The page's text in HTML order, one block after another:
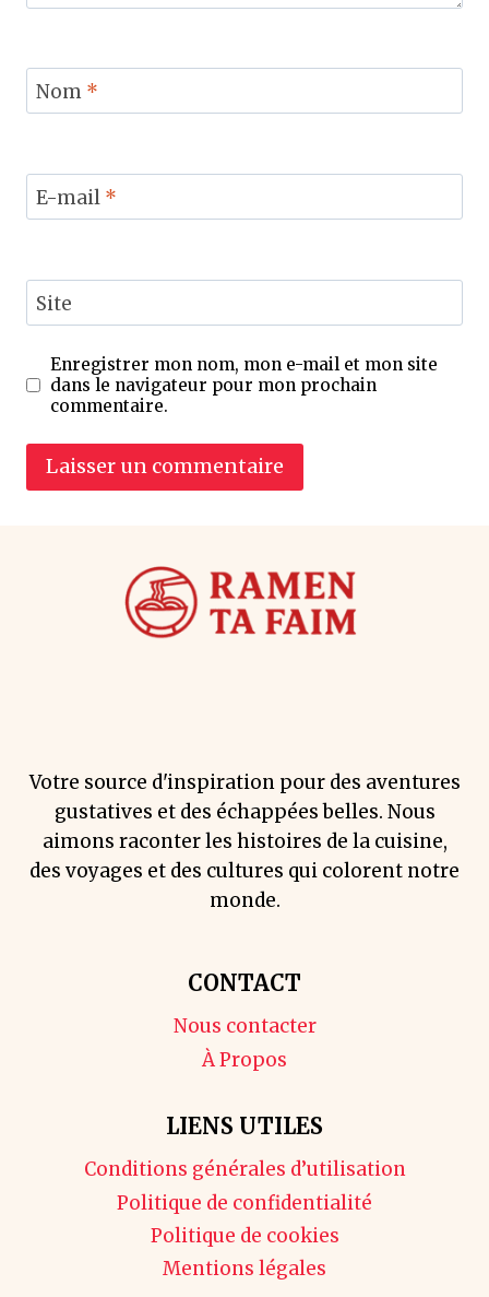
Nom *
E-mail *
Site
Enregistrer mon nom, mon e-mail et mon site
dans le navigateur pour mon prochain
commentaire.
Votre source d'inspiration pour des aventures
gustatives et des échappées belles. Nous
aimons raconter les histoires de la cuisine,
des voyages et des cultures qui colorent notre
monde.
CONTACT
Nous contacter
À Propos
LIENS UTILES
Conditions générales d’utilisation
Politique de confidentialité
Politique de cookies
Mentions légales